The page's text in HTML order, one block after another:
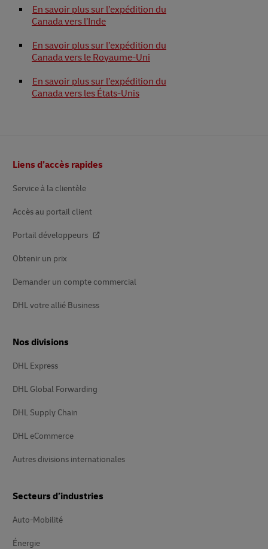
En savoir plus sur l’expédition du
Canada vers l’Inde
En savoir plus sur l’expédition du
Canada vers le Royaume-Uni
En savoir plus sur l’expédition du
Canada vers les États-Unis
de
Liens d’accès rapides
Service à la clientèle
Accès au portail client
Portail développeurs
Obtenir un prix
Demander un compte commercial
DHL votre allié Business
Nos divisions
DHL Express
DHL Global Forwarding
DHL Supply Chain
DHL eCommerce
Autres divisions internationales
Secteurs d’industries
Auto-Mobilité
Énergie